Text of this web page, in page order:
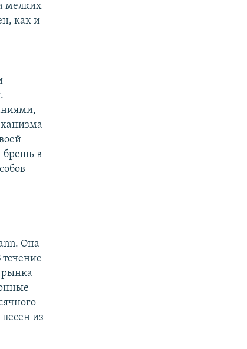
мелких
как и
брешь в
Она
течение
рынка
из